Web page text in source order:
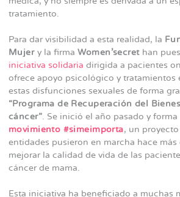
tratamiento.
Para dar visibilidad a esta realidad, la
Mujer y la firma Women’secret han
iniciativa solidaria dirigida a pacientes
ofrece apoyo psicológico y tratamientos
estas disfunciones sexuales de forma
“Programa de Recuperación del
cáncer”. Se inició el año pasado y forma
movimiento #simeimporta, un
entidades pusieron en marcha hace más
mejorar la calidad de vida de las
cáncer de mama.
Esta iniciativa ha beneficiado a muchas